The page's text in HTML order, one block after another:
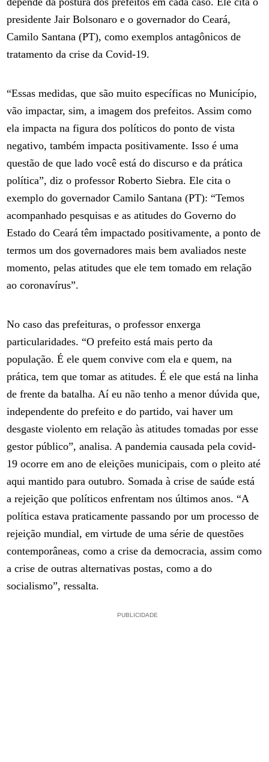
presidente Jair Bolsonaro e o governador do Ceará,
Camilo Santana (PT), como exemplos antagônicos de
tratamento da crise da Covid-19.
“Essas medidas, que são muito específicas no Município,
vão impactar, sim, a imagem dos prefeitos. Assim como
ela impacta na figura dos políticos do ponto de vista
negativo, também impacta positivamente. Isso é uma
questão de que lado você está do discurso e da prática
política”, diz o professor Roberto Siebra. Ele cita o
exemplo do governador Camilo Santana (PT): “Temos
acompanhado pesquisas e as atitudes do Governo do
Estado do Ceará têm impactado positivamente, a ponto de
termos um dos governadores mais bem avaliados neste
momento, pelas atitudes que ele tem tomado em relação
ao coronavírus”.
No caso das prefeituras, o professor enxerga
particularidades. “O prefeito está mais perto da
população. É ele quem convive com ela e quem, na
prática, tem que tomar as atitudes. É ele que está na linha
de frente da batalha. Aí eu não tenho a menor dúvida que,
independente do prefeito e do partido, vai haver um
desgaste violento em relação às atitudes tomadas por esse
gestor público”, analisa. A pandemia causada pela covid-
19 ocorre em ano de eleições municipais, com o pleito até
aqui mantido para outubro. Somada à crise de saúde está
a rejeição que políticos enfrentam nos últimos anos. “A
política estava praticamente passando por um processo de
rejeição mundial, em virtude de uma série de questões
contemporâneas, como a crise da democracia, assim como
a crise de outras alternativas postas, como a do
socialismo”, ressalta.
PUBLICIDADE